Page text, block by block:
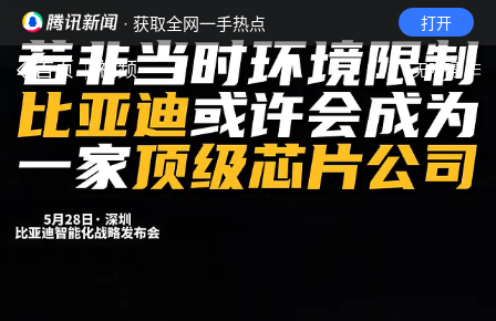
· 获取全网一手热点 打开
首页 视频 无障碍